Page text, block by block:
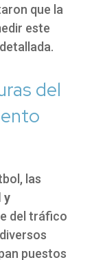
que la
este
del
las
y
del tráfico
puestos